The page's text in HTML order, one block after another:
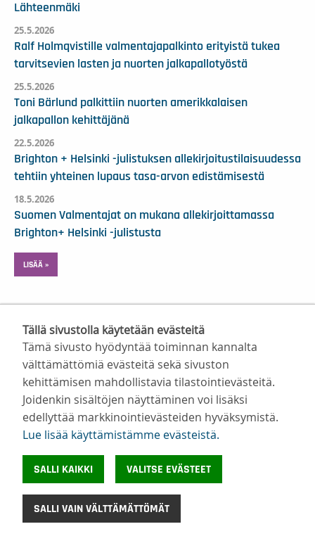
Tällä sivustolla käytetään evästeitä
Tämä sivusto hyödyntää toiminnan kannalta
välttämättömiä evästeitä sekä sivuston
kehittämisen mahdollistavia tilastointievästeitä.
Joidenkin sisältöjen näyttäminen voi lisäksi
edellyttää markkinointievästeiden hyväksymistä.
Lue lisää käyttämistämme evästeistä.​​​​​​
SALLI KAIKKI
SALLI VAIN VÄLTTÄMÄTTÖMÄT
VALITSE EVÄSTEET
Lähteenmäki
25.5.2026
Ralf Holmqvistille valmentajapalkinto erityistä tukea
tarvitsevien lasten ja nuorten jalkapallotyöstä
25.5.2026
Toni Bärlund palkittiin nuorten amerikkalaisen
jalkapallon kehittäjänä
22.5.2026
Brighton + Helsinki -julistuksen allekirjoitustilaisuudessa
tehtiin yhteinen lupaus tasa-arvon edistämisestä
18.5.2026
Suomen Valmentajat on mukana allekirjoittamassa
Brighton+ Helsinki -julistusta
LISÄÄ »
Suomen Valmentajat ry
Valimotie 10, 00380 Helsinki
toimisto@suomenvalmentajat.fi
Kaikki yhteystiedot
Tietosuoja
Evästeiden käyttö
©Suomen Valmentajat 2026